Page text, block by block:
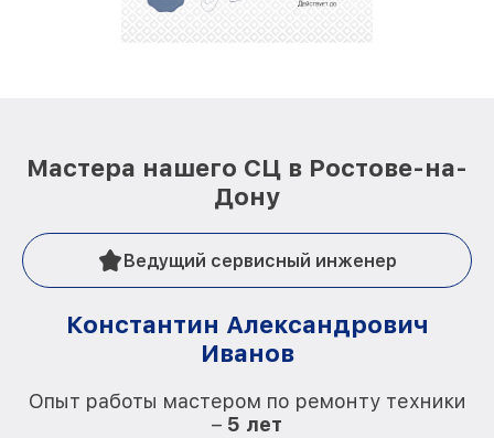
Мастера нашего СЦ в Ростове-на-
Дону
Ведущий сервисный инженер
Константин Александрович
Иванов
Опыт работы мастером по ремонту техники
– 5 лет